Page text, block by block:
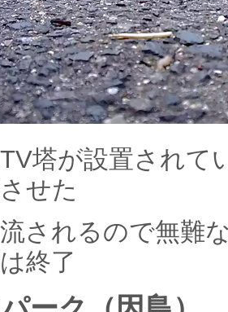
塔が設置されて
せた
されるので無難
終了